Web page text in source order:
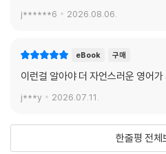
Section 2 대화 현장에 적용하기
SECTION 3 상대가 ‘내 이야기’라고 생
UNIT 1 마침표 대신 물음표 사용하기
UNIT 3 스토리텔링(Storytelling)하기
UNIT 5 부탁을 통해 상대를 참여시키기
j******6 2026.08.06.
eBook 구매
이런걸 알아야 더 자언스러운 영어
j***y 2026.07.11.
한줄평 전체